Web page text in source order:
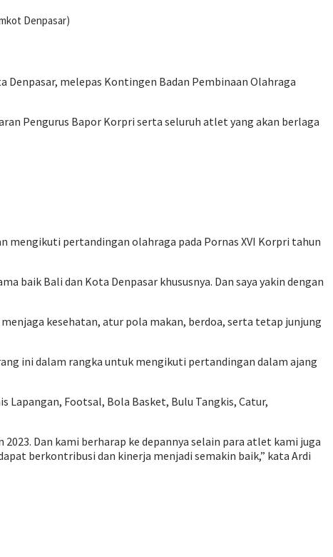
Denpasar)
Denpasar, melepas Kontingen Badan Pembinaan Olahraga
Pengurus Bapor Korpri serta seluruh atlet yang akan berlaga
mengikuti pertandingan olahraga pada Pornas XVI Korpri tahun
baik Bali dan Kota Denpasar khususnya. Dan saya yakin dengan
kesehatan, atur pola makan, berdoa, serta tetap junjung
ini dalam rangka untuk mengikuti pertandingan dalam ajang
Lapangan, Footsal, Bola Basket, Bulu Tangkis, Catur,
Dan kami berharap ke depannya selain para atlet kami juga
berkontribusi dan kinerja menjadi semakin baik,” kata Ardi